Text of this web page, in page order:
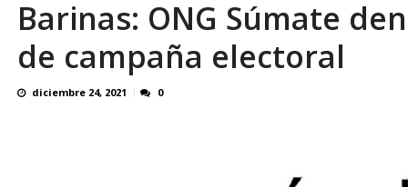
El último que apague la luz: 17 años de
Barinas: ONG Súmate
de campaña electoral
diciembre 24, 2021 0